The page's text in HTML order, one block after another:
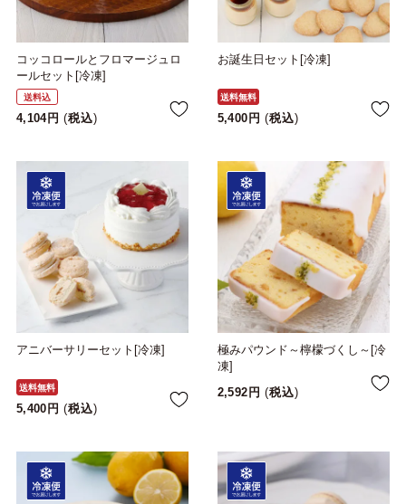
コッコロールとフロマージュロ
ールセット[冷凍]
送料込
4,104 税込
お誕生日セット[冷凍]
送料無料
5,400 税込
アニバーサリーセット[冷凍]
送料無料
5,400 税込
極みパウンド～檸檬づくし～[冷
凍]
2,592
税込